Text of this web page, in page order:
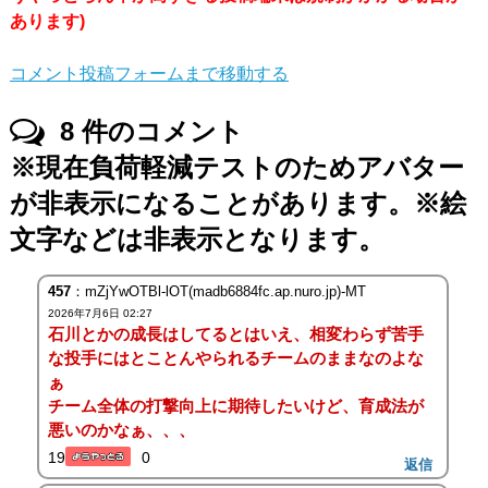
あります)
コメント投稿フォームまで移動する
8件のコメント
※現在負荷軽減テストのためアバター
が非表示になることがあります。※絵
文字などは非表示となります。
457：mZjYwOTBl-lOT(madb6884fc.ap.nuro.jp)-MT
2026年7月6日 02:27
石川とかの成長はしてるとはいえ、相変わらず苦手
な投手にはとことんやられるチームのままなのよな
ぁ
チーム全体の打撃向上に期待したいけど、育成法が
悪いのかなぁ、、、
19 0 返信